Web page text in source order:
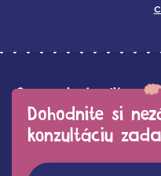
Garancia kvality
Dohodnite si
konzultáciu